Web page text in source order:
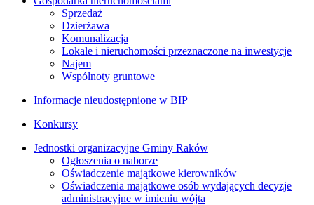
Sprzedaż
Dzierżawa
Komunalizacja
Lokale i nieruchomości przeznaczone na inwestycje
Najem
Wspólnoty gruntowe
Informacje nieudostępnione w BIP
Konkursy
Jednostki organizacyjne Gminy Raków
Ogłoszenia o naborze
Oświadczenie majątkowe kierowników
Oświadczenia majątkowe osób wydających decyzje
administracyjne w imieniu wójta